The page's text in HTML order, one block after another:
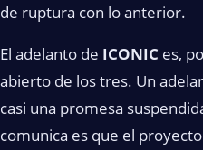
de ruptura con lo anterior.
El adelanto de ICONIC es,
abierto de los tres. Un
casi una promesa
comunica es que el